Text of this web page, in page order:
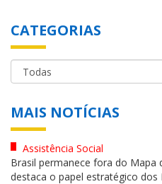
CATEGORIAS
MAIS NOTÍCIAS
Assistência Social
Brasil permanece fora do Mapa
destaca o papel estratégico dos